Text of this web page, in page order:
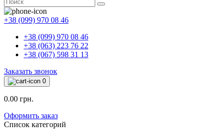
+38 (099) 970 08 46
+38 (099) 970 08 46
+38 (063) 223 76 22
+38 (067) 598 31 13
Заказать звонок
0
0.00 грн.
Оформить заказ
Список категорий